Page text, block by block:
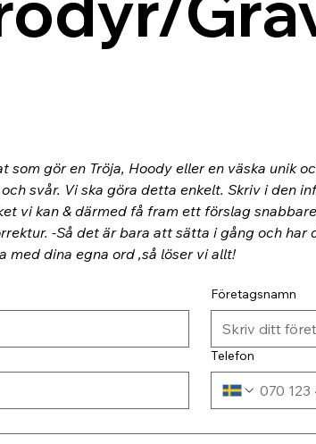
gör en Tröja, Hoody eller en väska unik
svår. Vi ska göra detta enkelt. Skriv i den
vi kan & därmed få fram ett förslag
-Så det är bara att sätta i gång och
med dina egna ord ,så löser vi allt!
Företagsnamn
Telefon